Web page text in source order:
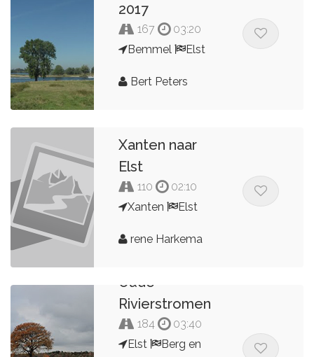
2017
167
03:20
Bemmel
Elst
Bert Peters
Xanten naar
Elst
110
02:10
Xanten
Elst
rene Harkema
Oude
Rivierstromen
184
03:40
Elst
Berg en